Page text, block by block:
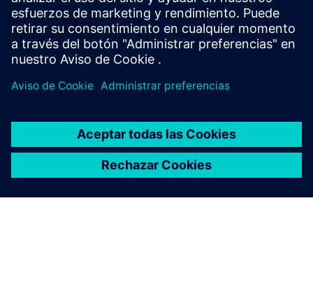
WHITE PAPER
Paving the way to a net zero
future